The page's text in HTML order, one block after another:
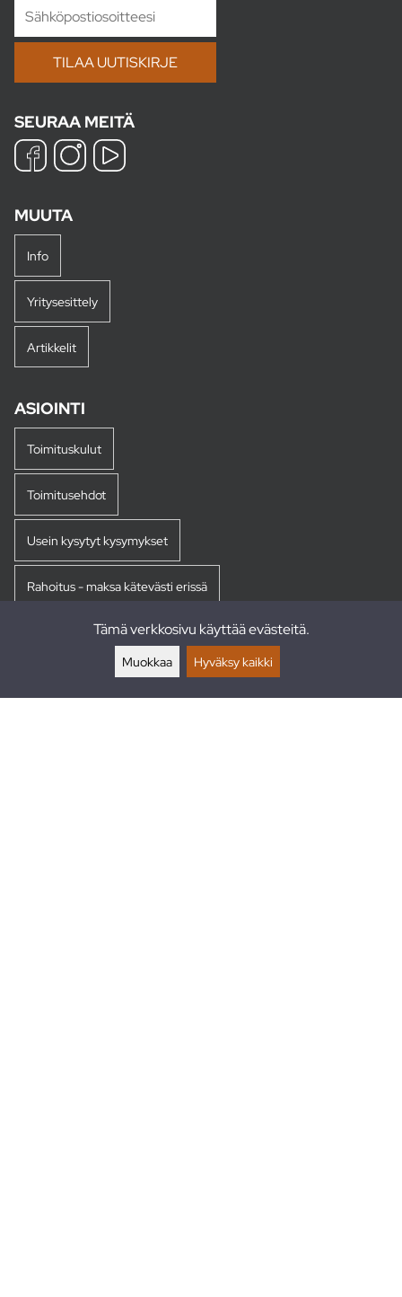
SEURAA MEITÄ
MUUTA
Info
Yritysesittely
Artikkelit
ASIOINTI
Toimituskulut
Toimitusehdot
Usein kysytyt kysymykset
Rahoitus - maksa kätevästi erissä
Tämä verkkosivu käyttää evästeitä.
Muokkaa Hyväksy kaikki